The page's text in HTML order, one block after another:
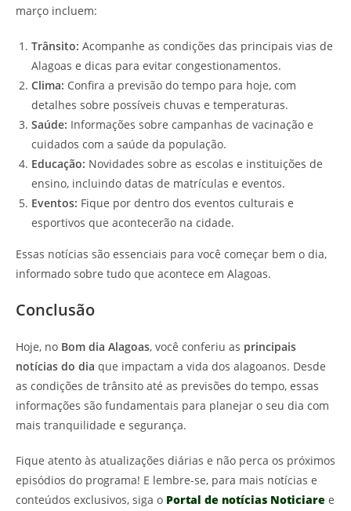
março incluem:
Trânsito: Acompanhe as condições das principais vias de
Alagoas e dicas para evitar congestionamentos.
Clima: Confira a previsão do tempo para hoje, com
detalhes sobre possíveis chuvas e temperaturas.
Saúde: Informações sobre campanhas de vacinação e
cuidados com a saúde da população.
Educação: Novidades sobre as escolas e instituições de
ensino, incluindo datas de matrículas e eventos.
Eventos: Fique por dentro dos eventos culturais e
esportivos que acontecerão na cidade.
Essas notícias são essenciais para você começar bem o dia,
informado sobre tudo que acontece em Alagoas.
Conclusão
Hoje, no Bom dia Alagoas, você conferiu as principais
notícias do dia que impactam a vida dos alagoanos. Desde
as condições de trânsito até as previsões do tempo, essas
informações são fundamentais para planejar o seu dia com
mais tranquilidade e segurança.
Fique atento às atualizações diárias e não perca os próximos
episódios do programa! E lembre-se, para mais notícias e
conteúdos exclusivos, siga o Portal de notícias Noticiare e